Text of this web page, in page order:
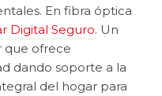
En fibra óptica
Digital Seguro. Un
que ofrece
dando soporte a la
del hogar para